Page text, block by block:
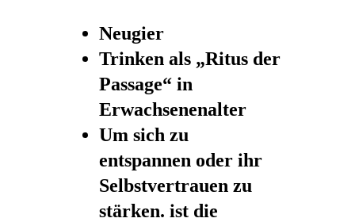
Neugier
Trinken als „Ritus der
Passage“ in
Erwachsenenalter
Um sich zu
entspannen oder ihr
Selbstvertrauen zu
stärken. ist die